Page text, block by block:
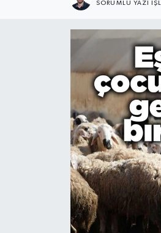
SORUMLU YAZI